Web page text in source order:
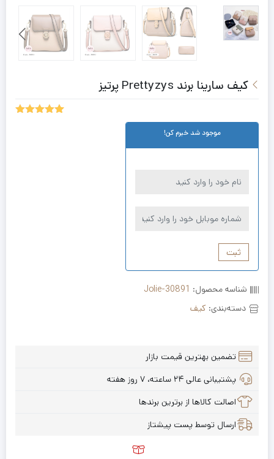
کیف سارینا برند Prettyzys پرتیز
موجود شد خبرم کن!
ثبت
شناسه محصول: Jolie-30891
دسته‌بندی: کیف
تضمین بهترین قیمت بازار
پشتیبانی عالی ۲۴ ساعته، ۷ روز هفته
اصالت کالاها از برترین برندها
ارسال توسط پست پیشتاز